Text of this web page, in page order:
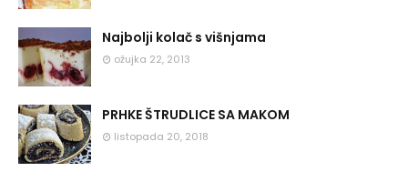
Najbolji kolač s višnjama
ožujka 22, 2013
PRHKE ŠTRUDLICE SA MAKOM
listopada 20, 2018